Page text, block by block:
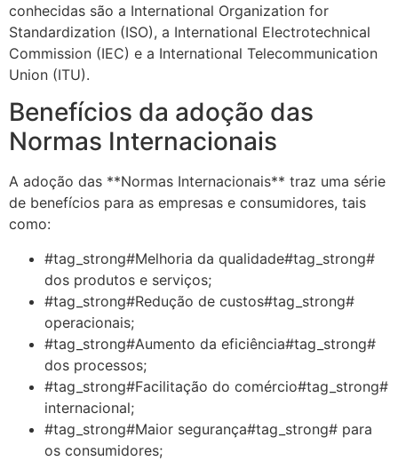
conhecidas são a International Organization for
Standardization (ISO), a International Electrotechnical
Commission (IEC) e a International Telecommunication
Union (ITU).
Benefícios da adoção das
Normas Internacionais
A adoção das **Normas Internacionais** traz uma série
de benefícios para as empresas e consumidores, tais
como:
#tag_strong#Melhoria da qualidade#tag_strong#
dos produtos e serviços;
#tag_strong#Redução de custos#tag_strong#
operacionais;
#tag_strong#Aumento da eficiência#tag_strong#
dos processos;
#tag_strong#Facilitação do comércio#tag_strong#
internacional;
#tag_strong#Maior segurança#tag_strong# para
os consumidores;